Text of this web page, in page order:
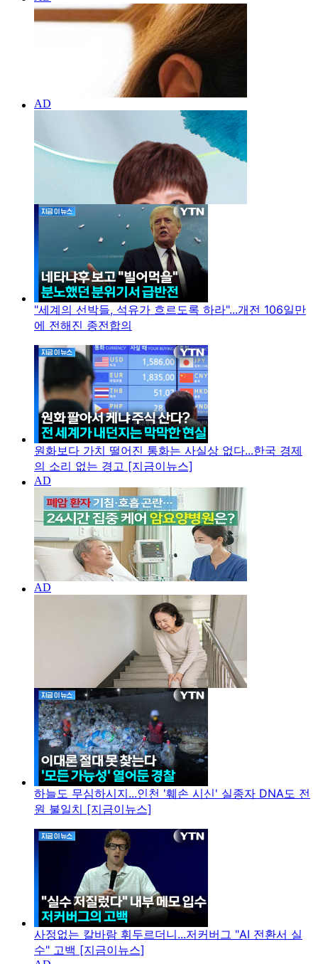
"세계의 선박들, 석유가 흐르도록 하라"...개전 106일만
에 전해진 종전합의
원화보다 가치 떨어진 통화는 사실상 없다...한국 경제
의 소리 없는 경고 [지금이뉴스]
하늘도 무심하시지...인천 '훼손 시신' 실종자 DNA도 전
원 불일치 [지금이뉴스]
사정없는 칼바람 휘두르더니...저커버그 "AI 전환서 실
수" 고백 [지금이뉴스]